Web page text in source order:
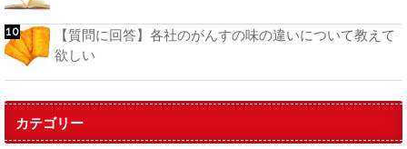
【質問に回答】各社のがんすの味の違いについて教えて
欲しい
カテゴリー